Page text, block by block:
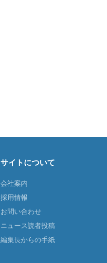
サイトについて
会社案内
採用情報
お問い合わせ
ニュース読者投稿
編集長からの手紙